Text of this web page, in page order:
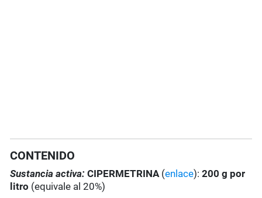
CONTENIDO
Sustancia activa:CIPERMETRINA (enlace): 200 g por
litro (equivale al 20%)